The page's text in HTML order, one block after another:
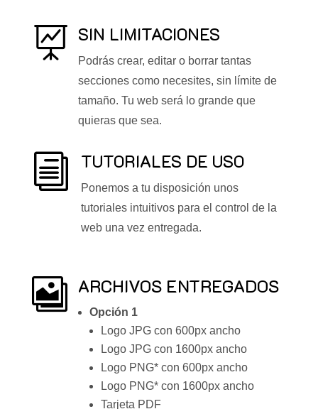
 SIN LIMITACIONES
Podrás crear, editar o borrar tantas
secciones como necesites, sin límite de
tamaño. Tu web será lo grande que
quieras que sea.
i TUTORIALES DE USO
Ponemos a tu disposición unos
tutoriales intuitivos para el control de la
web una vez entregada.
 ARCHIVOS ENTREGADOS
Opción 1
Logo JPG con 600px ancho
Logo JPG con 1600px ancho
Logo PNG* con 600px ancho
Logo PNG* con 1600px ancho
Tarjeta PDF